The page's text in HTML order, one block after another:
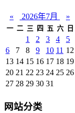
« 2026年7月 »
一 二 三 四 五 六 日
1 2 3 4
5
6
7 8 9 10 11 12
13 14 15 16 17 18 19
20 21 22 23 24 25 26
27 28 29 30 31
网站分类